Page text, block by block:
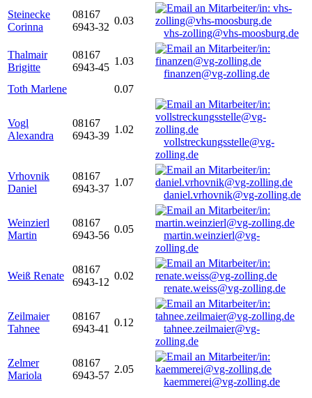
Steinecke
Corinna
08167
6943-32
0.03
vhs-zolling@vhs-moosburg.de
Thalmair
Brigitte
08167
6943-45
1.03
finanzen@vg-zolling.de
Toth Marlene
0.07
Vogl
Alexandra
08167
6943-39
1.02
vollstreckungsstelle@vg-
zolling.de
Vrhovnik
Daniel
08167
6943-37
1.07
daniel.vrhovnik@vg-zolling.de
Weinzierl
Martin
08167
6943-56
0.05
martin.weinzierl@vg-
zolling.de
Weiß Renate
08167
6943-12
0.02
renate.weiss@vg-zolling.de
Zeilmaier
Tahnee
08167
6943-41
0.12
tahnee.zeilmaier@vg-
zolling.de
Zelmer
Mariola
08167
6943-57
2.05
kaemmerei@vg-zolling.de